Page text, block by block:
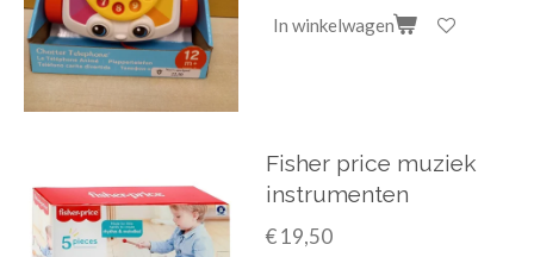
In winkelwagen
Fisher price muziek
instrumenten
€ 19,50